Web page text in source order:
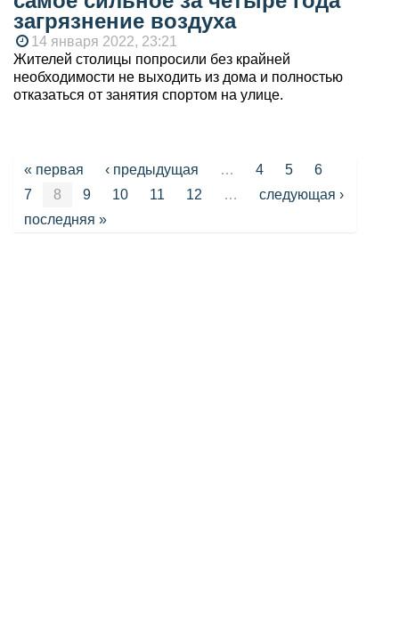
загрязнение воздуха
14 января 2022, 23:21
Жителей столицы попросили без крайней
необходимости не выходить из дома и полностью
отказаться от занятия спортом на улице.
Страницы
« первая ‹ предыдущая … 4 5
6
7
8 9 10 11 12 …
следующая ›
последняя »